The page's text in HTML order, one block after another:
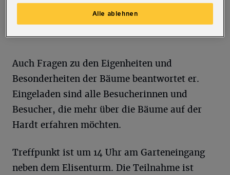
möchte.
Auch Fragen zu den Eigenheiten und
Besonderheiten der Bäume beantwortet er.
Eingeladen sind alle Besucherinnen und
Besucher, die mehr über die Bäume auf der
Hardt erfahren möchten.
Treffpunkt ist um 14 Uhr am Garteneingang
neben dem Elisenturm. Die Teilnahme ist
Alle ablehnen